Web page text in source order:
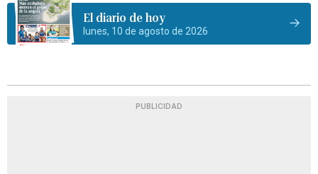
El diario de hoy
lunes, 10 de agosto de 2026
PUBLICIDAD